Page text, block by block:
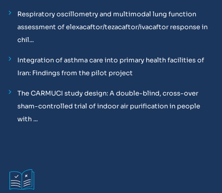
Respiratory oscillometry and multimodal lung function
assessment of elexacaftor/tezacaftor/ivacaftor response in
chil...
Integration of asthma care into primary health facilities of
Iran: Findings from the pilot project
The CARMUCI study design: A double-blind, cross-over
sham-controlled trial of indoor air purification in people
with ...